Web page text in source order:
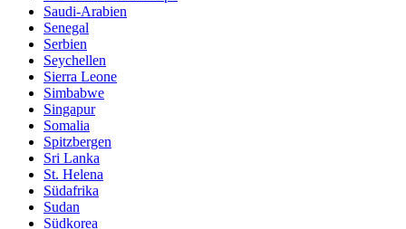
Saudi-Arabien
Senegal
Serbien
Seychellen
Sierra Leone
Simbabwe
Singapur
Somalia
Spitzbergen
Sri Lanka
St. Helena
Südafrika
Sudan
Südkorea